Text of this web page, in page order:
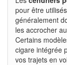
pour être
généralement
les accrocher
Certains
cigare intégrée
vos trajets en